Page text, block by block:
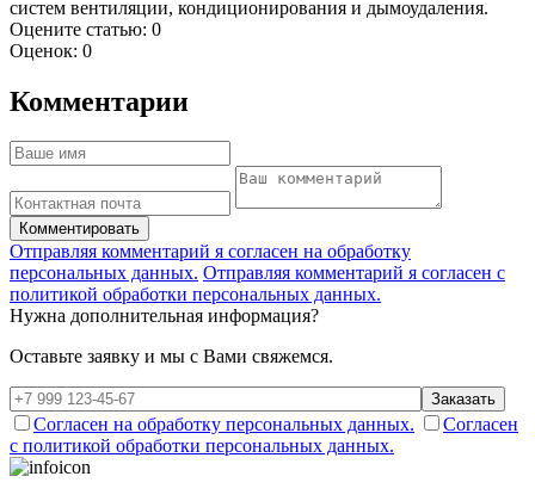
систем вентиляции, кондиционирования и дымоудаления.
Оцените статью: 0
Оценок: 0
Комментарии
Комментировать
Отправляя комментарий я согласен на обработку
персональных данных. Отправляя комментарий я согласен с
политикой обработки персональных данных.
Нужна дополнительная информация?
Оставьте заявку и мы с Вами свяжемся.
Заказать
Согласен на обработку персональных данных.
Согласен
с политикой обработки персональных данных.